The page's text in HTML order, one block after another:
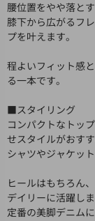
腰位置をやや落と
膝下から広がるフ
プを叶えます。
程よいフィット感
る一本です。
■スタイリング
コンパクトなトッ
せスタイルがおすす
シャツやジャケッ
ヒールはもちろん
デイリーに活躍しま
定番の美脚デニム